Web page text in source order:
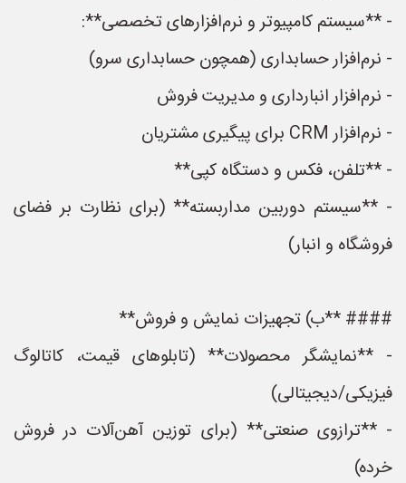
- **سیستم کامپیوتر و نرم‌افزارهای تخصصی**:
- نرم‌افزار حسابداری (همچون حسابداری سرو)
- نرم‌افزار انبارداری و مدیریت فروش
- نرم‌افزار CRM برای پیگیری مشتریان
- **تلفن، فکس و دستگاه کپی**
- **سیستم دوربین مداربسته** (برای نظارت بر فضای
فروشگاه و انبار)
#### **ب) تجهیزات نمایش و فروش**
- **نمایشگر محصولات** (تابلوهای قیمت، کاتالوگ
فیزیکی/دیجیتالی)
- **ترازوی صنعتی** (برای توزین آهن‌آلات در فروش
خرده)